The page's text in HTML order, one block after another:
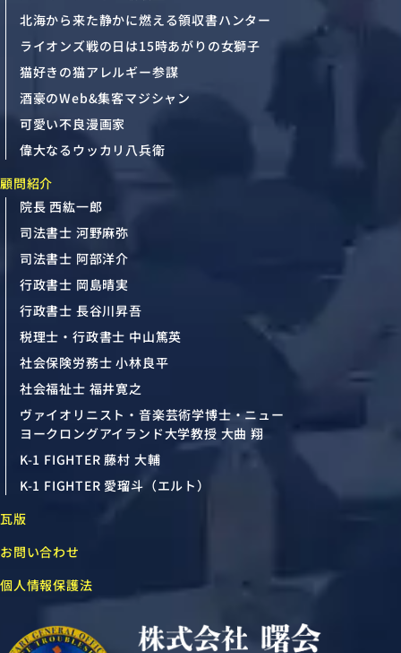
北海から来た静かに燃える領収書ハンター
ライオンズ戦の日は15時あがりの女獅子
猫好きの猫アレルギー参謀
酒豪のWeb&集客マジシャン
可愛い不良漫画家
偉大なるウッカリ八兵衛
顧問紹介
院長 西紘一郎
司法書士 河野麻弥
司法書士 阿部洋介
行政書士 岡島晴実
行政書士 長谷川昇吾
税理士・行政書士 中山篤英
社会保険労務士 小林良平
社会福祉士 福井寛之
ヴァイオリニスト・音楽芸術学博士・ニュー
ヨークロングアイランド大学教授 大曲 翔
K-1 FIGHTER 藤村 大輔
K-1 FIGHTER 愛瑠斗（エルト）
瓦版
お問い合わせ
個人情報保護法